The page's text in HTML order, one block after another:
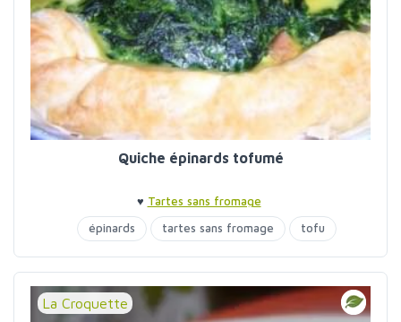
Quiche épinards tofumé
♥ Tartes sans fromage
épinards
tartes sans fromage tofu
La Croquette